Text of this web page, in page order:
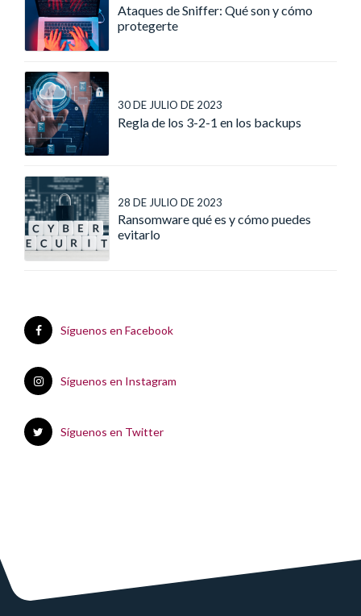
Ataques de Sniffer: Qué son y cómo
protegerte
30 DE JULIO DE 2023
Regla de los 3-2-1 en los backups
28 DE JULIO DE 2023
Ransomware qué es y cómo puedes
evitarlo
Síguenos en Facebook
Síguenos en Instagram
Síguenos en Twitter